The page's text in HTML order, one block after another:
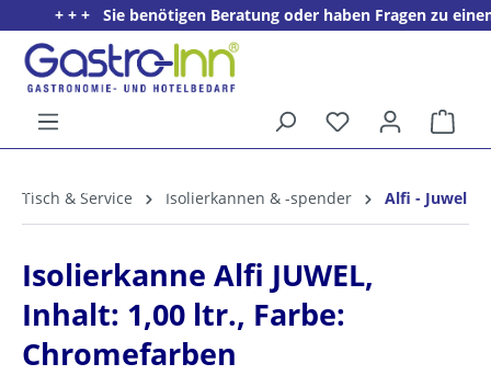
springen
+ + + Sie benötigen Beratung oder haben Fragen zu
Willkommens­rabatt**
Tisch & Service Isolierkannen & -spender Alfi - Juwel
Isolierkanne Alfi JUWEL,
Inhalt: 1,00 ltr., Farbe:
Chromefarben